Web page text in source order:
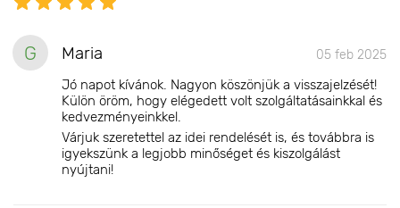
G Maria 05 feb 2025
Jó napot kívánok. Nagyon köszönjük a visszajelzését!
Külön öröm, hogy elégedett volt szolgáltatásainkkal és
kedvezményeinkkel.
Várjuk szeretettel az idei rendelését is, és továbbra is
igyekszünk a legjobb minőséget és kiszolgálást
nyújtani!